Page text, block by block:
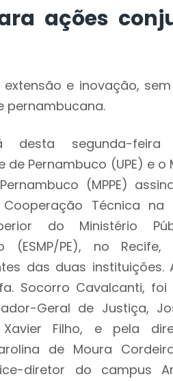
ações
e inovação,
pernambucana.
desta segunda-
de Pernambuco (UPE) e o
(MPPE)
Técnica na
do Ministério
(ESMP/PE), no Recife,
das duas instituições.
Socorro Cavalcanti, foi
Geral de Justiça,
Xavier Filho, e pela
de Moura
diretor do campus